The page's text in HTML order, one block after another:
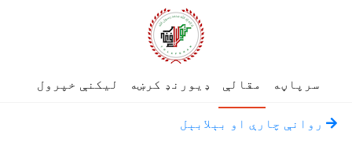
سرپاڼه مقالې ډیورنډ کرښه لیکنې خپرول
روانې چارې او بېلابېل